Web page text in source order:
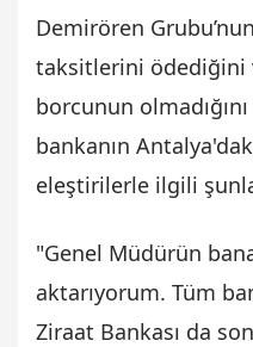
Demirören
taksitlerini ödediğini
borcunun
bankanın
eleştirilerle ilgili
"Genel Müdürün
aktarıyorum. Tüm
Ziraat Bankası da